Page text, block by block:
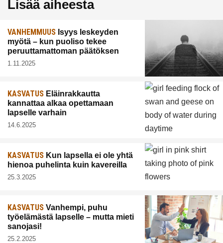
Lisää aiheesta
VANHEMMUUS Isyys leskeyden
myötä – kun puoliso tekee
peruuttamattoman päätöksen
1.11.2025
KASVATUS Eläinrakkautta
kannattaa alkaa opettamaan
lapselle varhain
14.6.2025
KASVATUS Kun lapsella ei ole yhtä
hienoa puhelinta kuin kavereilla
25.3.2025
KASVATUS Vanhempi, puhu
työelämästä lapselle – mutta mieti
sanojasi!
25.2.2025